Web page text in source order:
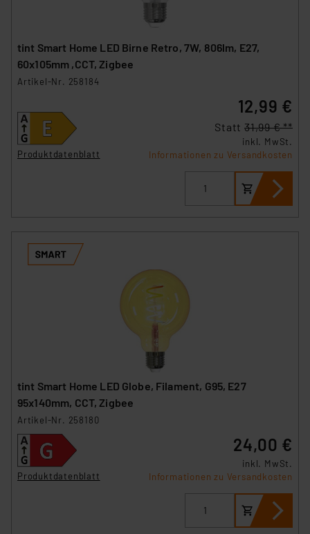
tint Smart Home LED Birne Retro, 7W, 806lm, E27,
60x105mm ,CCT, Zigbee
Artikel-Nr. 258184
Produktdatenblatt
12,99 €
Statt 31,99 € **
inkl. MwSt.
Informationen zu Versandkosten
tint Smart Home LED Globe, Filament, G95, E27
95x140mm, CCT, Zigbee
Artikel-Nr. 258180
Produktdatenblatt
24,00 €
inkl. MwSt.
Informationen zu Versandkosten